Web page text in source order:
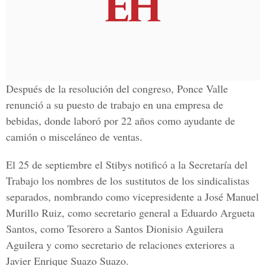
Después de la resolución del congreso, Ponce Valle
renunció a su puesto de trabajo en una empresa de
bebidas, donde laboró por 22 años como ayudante de
camión o misceláneo de ventas.
El 25 de septiembre el Stibys notificó a la Secretaría del
Trabajo los nombres de los sustitutos de los sindicalistas
separados, nombrando como vicepresidente a José Manuel
Murillo Ruiz, como secretario general a Eduardo Argueta
Santos, como Tesorero a Santos Dionisio Aguilera
Aguilera y como secretario de relaciones exteriores a
Javier Enrique Suazo Suazo.